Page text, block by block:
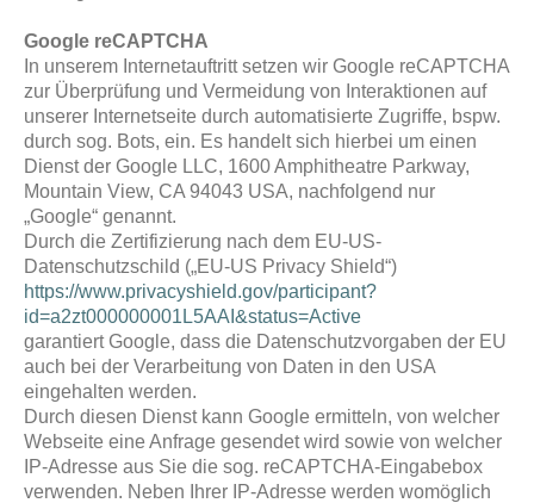
Google reCAPTCHA
In unserem Internetauftritt setzen wir Google reCAPTCHA
zur Überprüfung und Vermeidung von Interaktionen auf
unserer Internetseite durch automatisierte Zugriffe, bspw.
durch sog. Bots, ein. Es handelt sich hierbei um einen
Dienst der Google LLC, 1600 Amphitheatre Parkway,
Mountain View, CA 94043 USA, nachfolgend nur
„Google“ genannt.
Durch die Zertifizierung nach dem EU-US-
Datenschutzschild („EU-US Privacy Shield“)
https://www.privacyshield.gov/participant?
id=a2zt000000001L5AAI&status=Active
garantiert Google, dass die Datenschutzvorgaben der EU
auch bei der Verarbeitung von Daten in den USA
eingehalten werden.
Durch diesen Dienst kann Google ermitteln, von welcher
Webseite eine Anfrage gesendet wird sowie von welcher
IP-Adresse aus Sie die sog. reCAPTCHA-Eingabebox
verwenden. Neben Ihrer IP-Adresse werden womöglich